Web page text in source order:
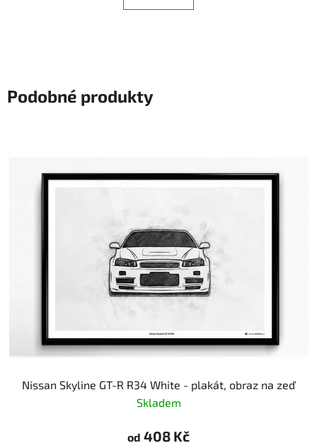
Podobné produkty
Nissan Skyline GT-R R34 White - plakát, obraz na zeď
Skladem
od 408 Kč